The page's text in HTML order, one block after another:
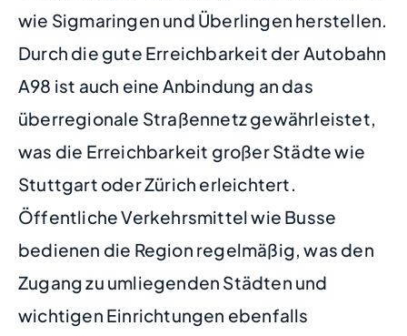
wie Sigmaringen und Überlingen herstellen.
Durch die gute Erreichbarkeit der Autobahn
A98 ist auch eine Anbindung an das
überregionale Straßennetz gewährleistet,
was die Erreichbarkeit großer Städte wie
Stuttgart oder Zürich erleichtert.
Öffentliche Verkehrsmittel wie Busse
bedienen die Region regelmäßig, was den
Zugang zu umliegenden Städten und
wichtigen Einrichtungen ebenfalls